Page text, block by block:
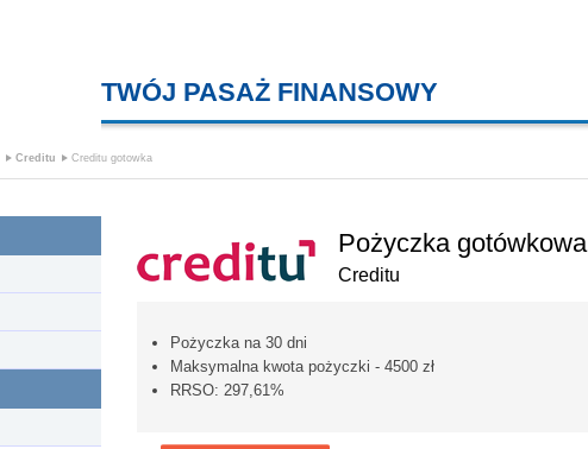
TWÓJ PASAŻ FINANSOWY
Creditu Creditu gotowka
Pożyczka gotówkowa
Creditu
Pożyczka na 30 dni
Maksymalna kwota pożyczki - 4500 zł
RRSO: 297,61%